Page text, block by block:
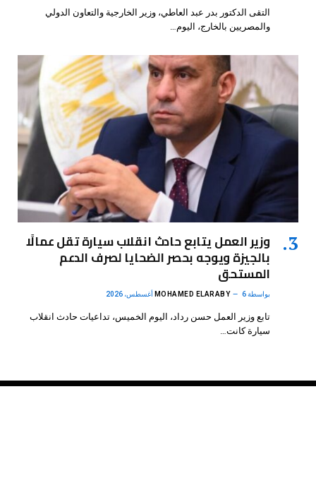
التقى الدكتور بدر عبد العاطي، وزير الخارجية والتعاون الدولي
والمصريين بالخارج، اليوم…
وزير العمل يتابع حادث انقلاب سيارة تقل عمالًا
بالجيزة ويوجه بحصر الضحايا لصرف الدعم
المستحق
بواسطة MOHAMED ELARABY 6 أغسطس، 2026
تابع وزير العمل حسن رداد، اليوم الخميس، تداعيات حادث انقلاب
سيارة كانت…